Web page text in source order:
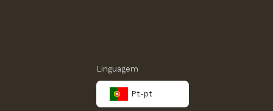
Linguagem
Pt-pt